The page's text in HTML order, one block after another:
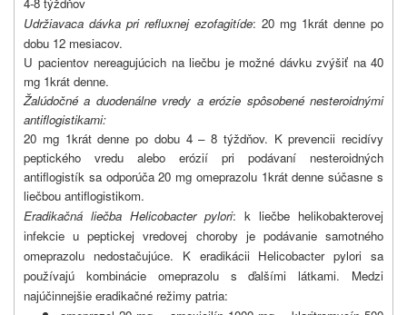
Udržiavaca dávka pri refluxnej ezofagitíde: 20 mg 1krát denne po
dobu 12 mesiacov.
U pacientov nereagujúcich na liečbu je možné dávku zvýšiť na 40
mg 1krát denne.
Žalúdočné a duodenálne vredy a erózie spôsobené nesteroidnými
antiflogistikami:
20 mg 1krát denne po dobu 4 – 8 týždňov. K prevencii recidívy
peptického vredu alebo erózií pri podávaní nesteroidných
antiflogistík sa odporúča 20 mg omeprazolu 1krát denne súčasne s
liečbou antiflogistikom.
Eradikačná liečba Helicobacter pylori: k liečbe helikobakterovej
infekcie u peptickej vredovej choroby je podávanie samotného
omeprazolu nedostačujúce. K eradikácii Helicobacter pylori sa
používajú kombinácie omeprazolu s ďalšími látkami. Medzi
najúčinnejšie eradikačné režimy patria: